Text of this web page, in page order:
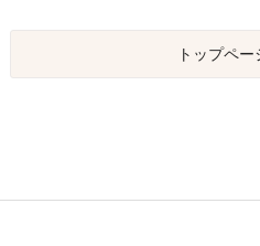
トップペー